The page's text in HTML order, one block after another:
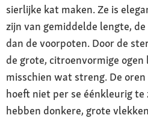
sierlijke kat maken. Ze is
zijn van gemiddelde lengte,
dan de voorpoten. Door de
de grote, citroenvormige
misschien wat streng. De
hoeft niet per se éénkleurig te
hebben donkere, grote